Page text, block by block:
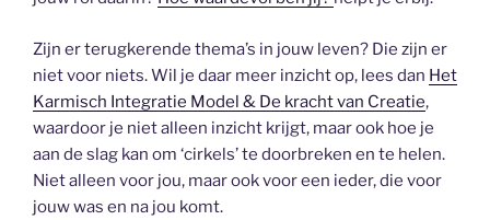
Zijn er terugkerende thema’s in jouw leven? Die zijn er
niet voor niets. Wil je daar meer inzicht op, lees dan Het
Karmisch Integratie Model & De kracht van Creatie,
waardoor je niet alleen inzicht krijgt, maar ook hoe je
aan de slag kan om ‘cirkels’ te doorbreken en te helen.
Niet alleen voor jou, maar ook voor een ieder, die voor
jouw was en na jou komt.